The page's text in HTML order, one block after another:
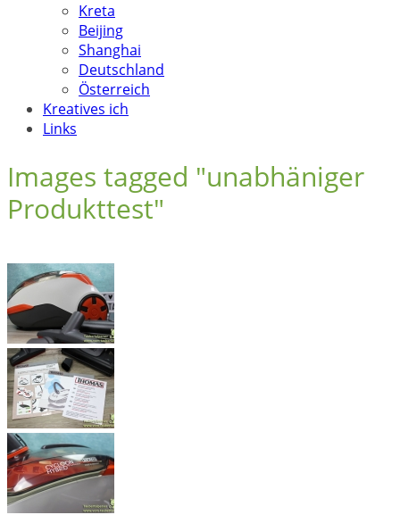
Kreta
Beijing
Shanghai
Deutschland
Österreich
Kreatives ich
Links
Images tagged "unabhäniger
Produkttest"